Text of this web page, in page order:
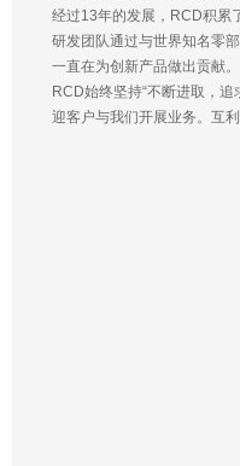
经过13年的发展，RCD积累
研发团队通过与世界知名零
一直在为创新产品做出贡献。
RCD始终坚持“不断进取，
迎客户与我们开展业务。互